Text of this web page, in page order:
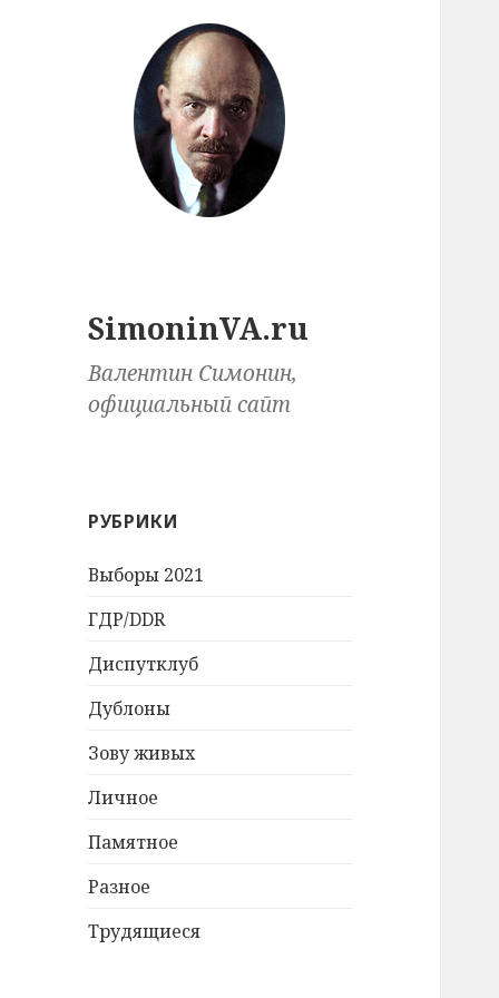
SimoninVA.ru
Валентин Симонин,
официальный сайт
РУБРИКИ
Выборы 2021
ГДР/DDR
Диспутклуб
Дублоны
Зову живых
Личное
Памятное
Разное
Трудящиеся